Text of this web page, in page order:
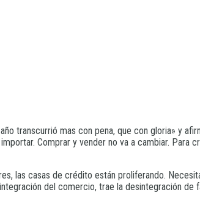
transcurrió mas con pena, que con gloria» y
Comprar y vender no va a cambiar. Para
las casas de crédito están proliferando.
del comercio, trae la desintegración de